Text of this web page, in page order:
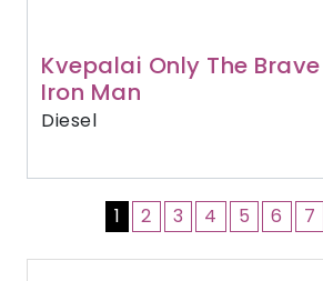
Kvepalai Only The Brave
Iron Man
Diesel
1 2 3 4 5 6 7